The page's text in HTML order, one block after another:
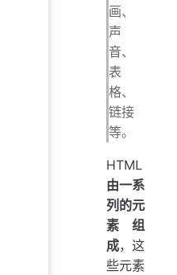
画、
声
音、
表
格、
链接
等。
HTML
由一系
列的元
素组
成，这
些元素